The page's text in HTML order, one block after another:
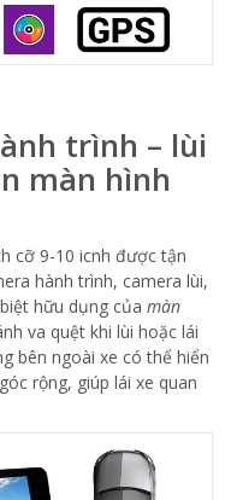
trình – lùi
màn hình
cỡ 9-10 icnh được tận
hành trình, camera lùi,
hữu dụng của màn
va quệt khi lùi hoặc lái
bên ngoài xe có thể hiển
rộng, giúp lái xe quan